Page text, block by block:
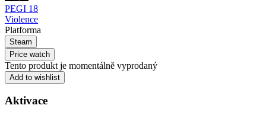
PEGI 18
Violence
Platforma
Steam
Price watch
Tento produkt je momentálně vyprodaný
Add to wishlist
Aktivace